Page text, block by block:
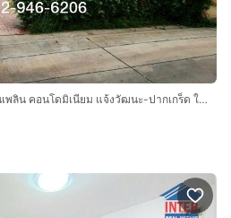
คอนโดมิเนียม 32.22 ตร.ม. เพลินเพลิน คอนโดมิเนียม แจ้งวัฒนะ-ปากเกร็ด ใกล้บิ๊กซี ปากเกร็ด ซอยเลี่ยงเมืองปากเกร็ด41 ถนนแจ้งวัฒนะ ถนนติวานนท์